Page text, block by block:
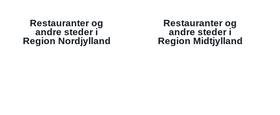
Restauranter og
andre steder i
Region Nordjylland
Restauranter og
andre steder i
Region Midtjylland